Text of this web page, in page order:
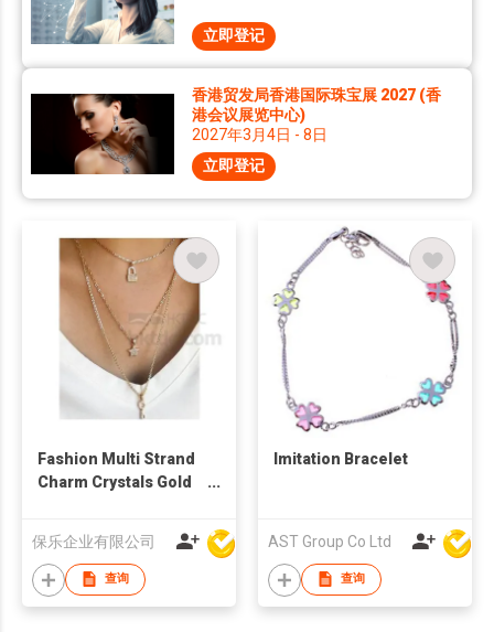
立即登记
香港贸发局香港国际珠宝展 2027 (香
港会议展览中心)
2027年3月4日 - 8日
立即登记
Fashion Multi Strand
Charm Crystals Gold
保乐企业有限公司
查询
Imitation Bracelet
AST Group Co Ltd
查询